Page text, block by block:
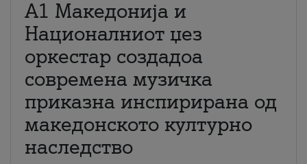
А1 Македонија и
Националниот џез
оркестар создадоа
современа музичка
приказна инспирирана од
македонското културно
наследство